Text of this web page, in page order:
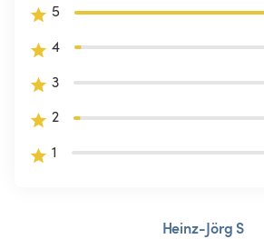
5
4
3
2
1
Heinz-Jörg S